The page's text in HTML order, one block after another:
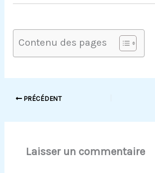
Contenu des pages
PRÉCÉDENT
Laisser un commentaire